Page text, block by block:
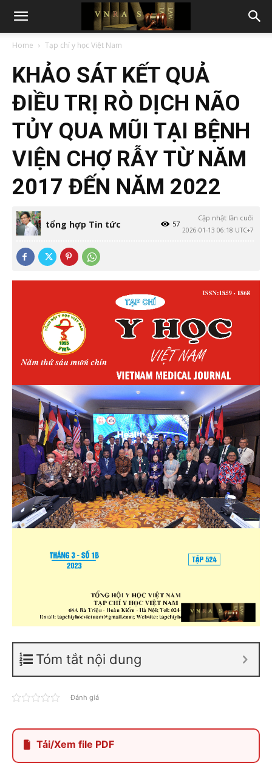
Home Tạp chí y học Việt Nam
KHẢO SÁT KẾT QUẢ
ĐIỀU TRỊ RÒ DỊCH NÃO
TỦY QUA MŨI TẠI BỆNH
VIỆN CHỢ RẪY TỪ NĂM
2017 ĐẾN NĂM 2022
tổng hợp Tin tức
Cập nhật lần cuối
2026-01-13 06:18 UTC+7
57
Tóm tắt nội dung
Đánh giá
Tải/Xem file PDF